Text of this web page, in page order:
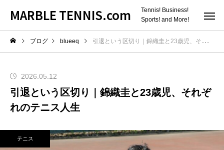
MARBLE TENNIS.com
Tennis! Business!
Sports! and More!
ブログ blueeq 引退という区切り｜錦織圭と23歳児、それぞれのテニス人生
2026.05.12
引退という区切り｜錦織圭と23歳児、それぞ
れのテニス人生
テニス